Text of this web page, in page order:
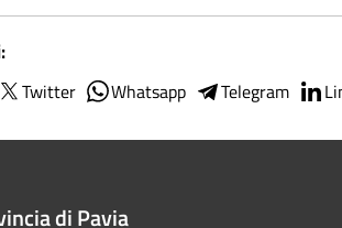
Twitter Whatsapp Telegram
di Pavia